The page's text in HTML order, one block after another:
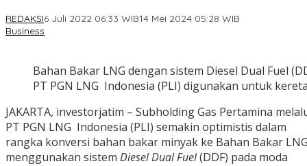
REDAKSI6 Juli 2022 06:33 WIB14 Mei 2024 05:28 WIB
Business
Bahan Bakar LNG dengan sistem Diesel Dual Fuel
PT PGN LNG Indonesia (PLI) digunakan untuk
JAKARTA, investorjatim – Subholding Gas Pertamina
PT PGN LNG Indonesia (PLI) semakin optimistis dalam
rangka konversi bahan bakar minyak ke Bahan Bakar
menggunakan sistem Diesel Dual Fuel(DDF) pada moda